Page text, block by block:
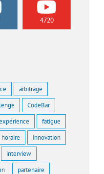
4720
arbitrage
CodeBar
fatigue
horaire innovation
interview
partenaire